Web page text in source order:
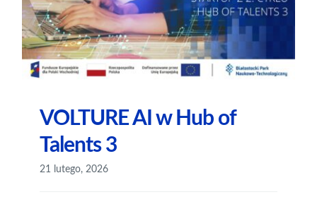
VOLTURE AI w Hub of
Talents 3
21 lutego, 2026